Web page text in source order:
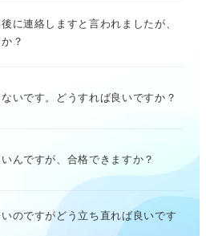
に連絡しますと言われましたが、
？
いです。どうすれば良いですか？
んですが、合格できますか？
のですがどう立ち直れば良いです